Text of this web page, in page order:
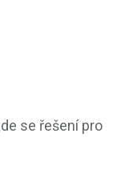
se řešení pro